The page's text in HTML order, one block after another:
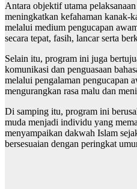
Antara objektif utama
meningkatkan kefahaman kanak-
melalui medium pengucapan
secara tepat, fasih, lancar serta
Selain itu, program ini juga
komunikasi dan penguasaan
melalui pengalaman pengucapan
mengurangkan rasa malu dan
Di samping itu, program ini
muda menjadi individu yang
menyampaikan dakwah Islam
bersesuaian dengan peringkat